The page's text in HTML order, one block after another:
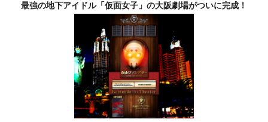
最強の地下アイドル「仮面女子」の大阪劇場がついに完成！